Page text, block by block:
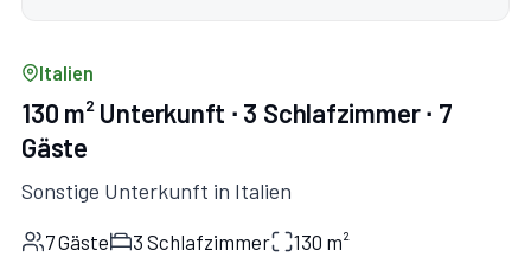
Italien
130 m² Unterkunft ∙ 3 Schlafzimmer ∙ 7
Gäste
Sonstige Unterkunft in Italien
7 Gäste 3 Schlafzimmer 130 m²